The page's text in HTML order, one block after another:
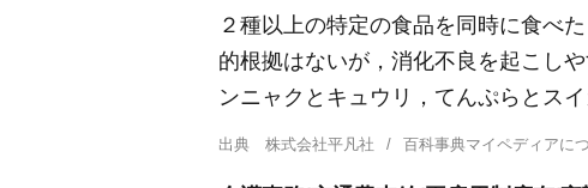
２種以上の特定の食品を同時に食べ
的根拠はないが，消化不良を起こし
ンニャクとキュウリ，てんぷらとス
出典 株式会社平凡社 百科事典マイペディア